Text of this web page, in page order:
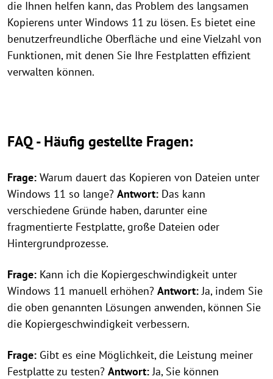
die Ihnen helfen kann, das Problem des langsamen
Kopierens unter Windows 11 zu lösen. Es bietet eine
benutzerfreundliche Oberfläche und eine Vielzahl von
Funktionen, mit denen Sie Ihre Festplatten effizient
verwalten können.
FAQ - Häufig gestellte Fragen:
Frage: Warum dauert das Kopieren von Dateien unter
Windows 11 so lange? Antwort: Das kann
verschiedene Gründe haben, darunter eine
fragmentierte Festplatte, große Dateien oder
Hintergrundprozesse.
Frage: Kann ich die Kopiergeschwindigkeit unter
Windows 11 manuell erhöhen? Antwort:Ja, indem Sie
die oben genannten Lösungen anwenden, können Sie
die Kopiergeschwindigkeit verbessern.
Frage: Gibt es eine Möglichkeit, die Leistung meiner
Festplatte zu testen? Antwort:Ja, Sie können